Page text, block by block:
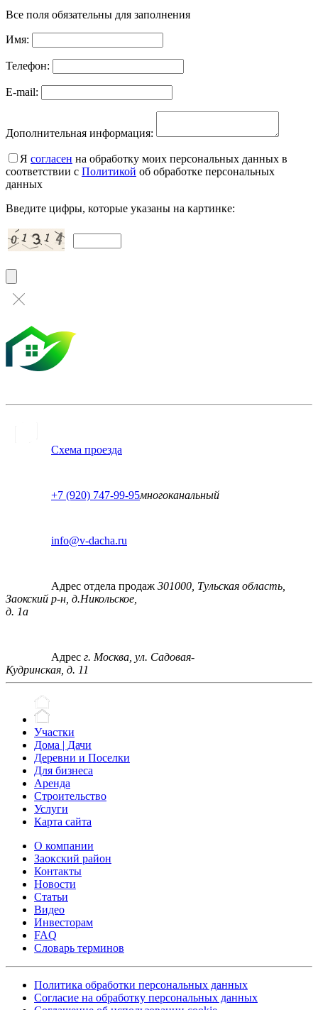
Все поля обязательны для заполнения
Имя:
Телефон:
E-mail:
Дополнительная информация:
Я согласен на обработку моих персональных данных в
соответствии с Политикой об обработке персональных
данных
Введите цифры, которые указаны на картинке:
Схема проезда
+7 (920) 747-99-95многоканальный
info@v-dacha.ru
Адрес отдела продаж 301000, Тульская область,
Заокский р-н, д.Никольское,
д. 1а
Адрес г. Москва, ул. Садовая-
Кудринская, д. 11
Участки
Дома | Дачи
Деревни и Поселки
Для бизнеса
Аренда
Строительство
Услуги
Карта сайта
О компании
Заокский район
Контакты
Новости
Статьи
Видео
Инвесторам
FAQ
Словарь терминов
Политика обработки персональных данных
Согласие на обработку персональных данных